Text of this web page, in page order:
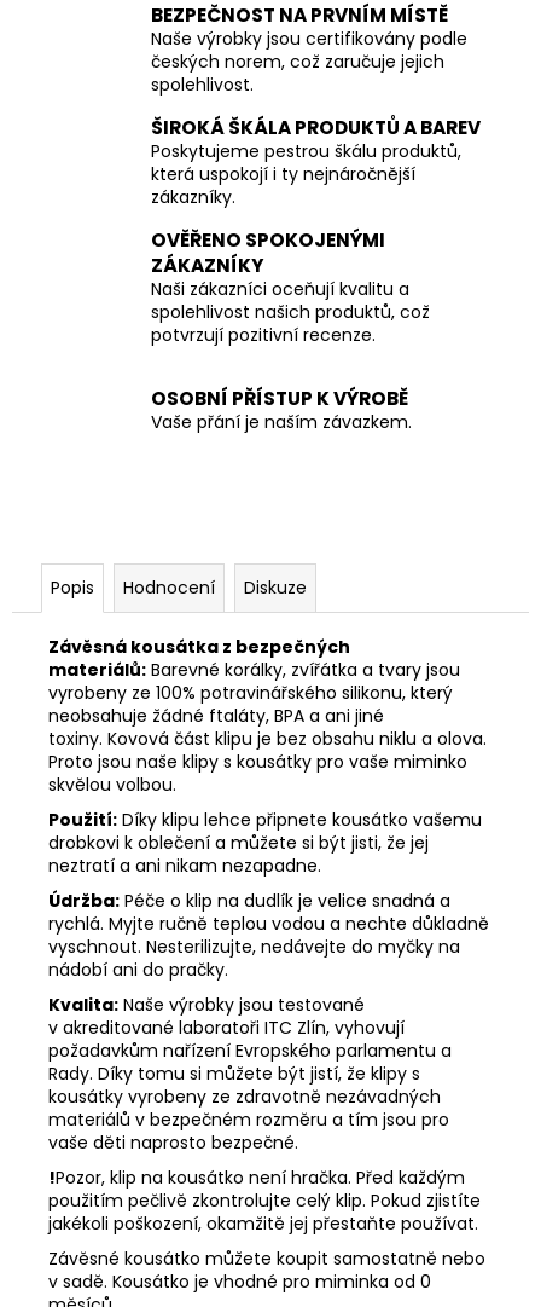
BEZPEČNOST NA PRVNÍM MÍSTĚ
Naše výrobky jsou certifikovány podle
českých norem, což zaručuje jejich
spolehlivost.
ŠIROKÁ ŠKÁLA PRODUKTŮ A BAREV
Poskytujeme pestrou škálu produktů,
která uspokojí i ty nejnáročnější
zákazníky.
OVĚŘENO SPOKOJENÝMI
ZÁKAZNÍKY
Naši zákazníci oceňují kvalitu a
spolehlivost našich produktů, což
potvrzují pozitivní recenze.
OSOBNÍ PŘÍSTUP K VÝROBĚ
Vaše přání je naším závazkem.
Popis Hodnocení Diskuze
Závěsná kousátka z bezpečných
materiálů: Barevné korálky, zvířátka a tvary jsou
vyrobeny ze 100% potravinářského silikonu, který
neobsahuje žádné ftaláty, BPA a ani jiné
toxiny. Kovová část klipu je bez obsahu niklu a olova.
Proto jsou naše klipy s kousátky pro vaše miminko
skvělou volbou.
Použití: Díky klipu lehce připnete kousátko vašemu
drobkovi k oblečení a můžete si být jisti, že jej
neztratí a ani nikam nezapadne.
Údržba: Péče o klip na dudlík je velice snadná a
rychlá. Myjte ručně teplou vodou a nechte důkladně
vyschnout. Nesterilizujte, nedávejte do myčky na
nádobí ani do pračky.
Kvalita: Naše výrobky jsou testované
v akreditované laboratoři ITC Zlín, vyhovují
požadavkům nařízení Evropského parlamentu a
Rady. Díky tomu si můžete být jistí, že klipy s
kousátky vyrobeny ze zdravotně nezávadných
materiálů v bezpečném rozměru a tím jsou pro
vaše děti naprosto bezpečné.
!Pozor, klip na kousátko není hračka. Před každým
použitím pečlivě zkontrolujte celý klip. Pokud zjistíte
jakékoli poškození, okamžitě jej přestaňte používat.
Závěsné kousátko můžete koupit samostatně nebo
v sadě. Kousátko je vhodné pro miminka od 0